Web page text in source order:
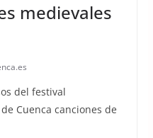
medievales
del festival
Cuenca canciones de